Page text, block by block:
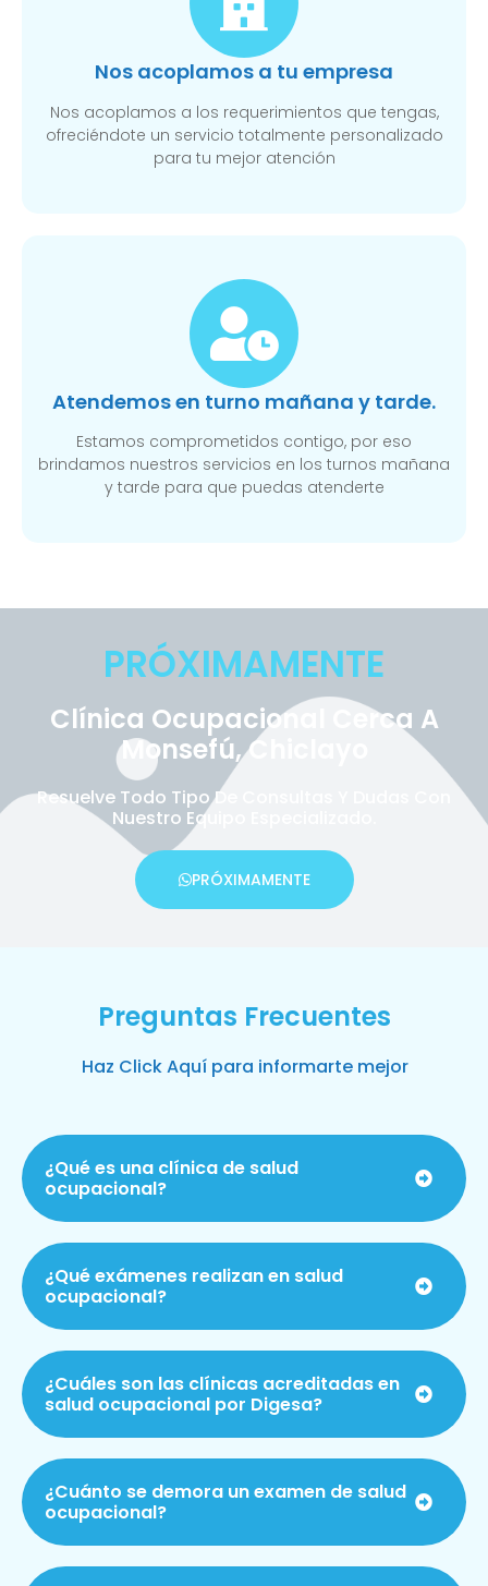
Nos acoplamos a tu empresa
Nos acoplamos a los requerimientos que tengas,
ofreciéndote un servicio totalmente personalizado
para tu mejor atención
Atendemos en turno mañana y tarde.
Estamos comprometidos contigo, por eso
brindamos nuestros servicios en los turnos mañana
y tarde para que puedas atenderte
PRÓXIMAMENTE
Clínica Ocupacional Cerca A
Monsefú, Chiclayo
Resuelve Todo Tipo De Consultas Y Dudas Con
Nuestro Equipo Especializado.
PRÓXIMAMENTE
Preguntas Frecuentes
Haz Click Aquí para informarte mejor
¿Qué es una clínica de salud
ocupacional?
¿Qué exámenes realizan en salud
ocupacional?
¿Cuáles son las clínicas acreditadas en
salud ocupacional por Digesa?
¿Cuánto se demora un examen de salud
ocupacional?